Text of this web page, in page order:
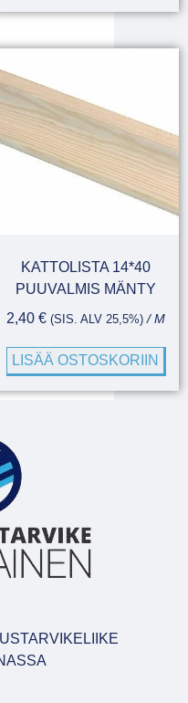
KATTOLISTA 14*40
PUUVALMIS MÄNTY
2,40 € (SIS. ALV 25,5%) / M
LISÄÄ OSTOSKORIIN